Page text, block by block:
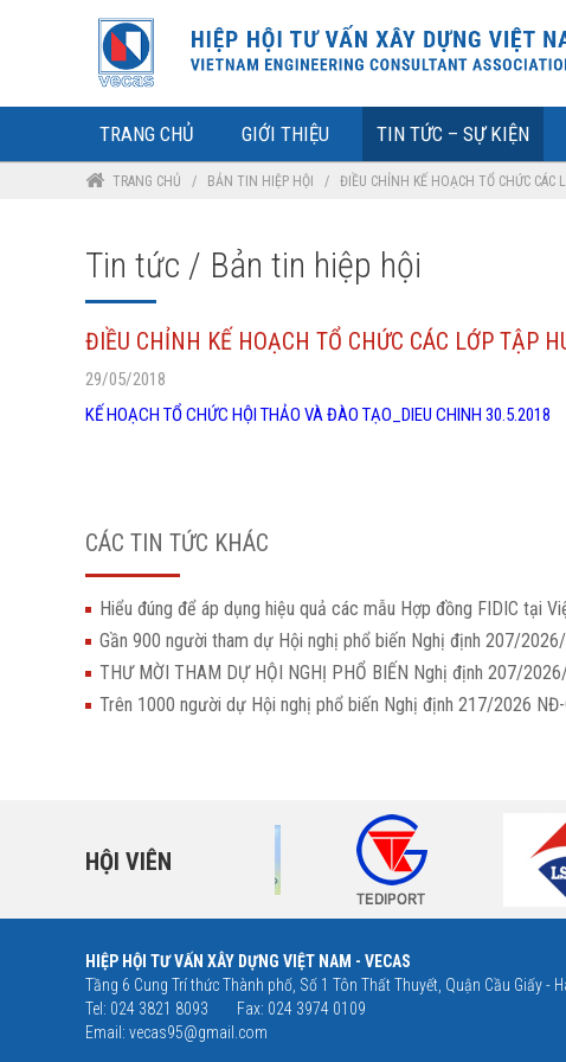
TRANG CHỦ GIỚI THIỆU TIN TỨC – SỰ KIỆN
TRANG CHỦ / BẢN TIN HIỆP HỘI / ĐIỀU CHỈNH KẾ HOẠCH TỔ CHỨC
Tin tức / Bản tin hiệp hội
ĐIỀU CHỈNH KẾ HOẠCH TỔ CHỨC CÁC LỚP TẬP
29/05/2018
KẾ HOẠCH TỔ CHỨC HỘI THẢO VÀ ĐÀO TẠO_DIEU CHINH 30.5.2018
CÁC TIN TỨC KHÁC
Hiểu đúng để áp dụng hiệu quả các mẫu Hợp đồng FIDIC tại
Gần 900 người tham dự Hội nghị phổ biến Nghị định 207/
THƯ MỜI THAM DỰ HỘI NGHỊ PHỔ BIẾN Nghị định 207/
Trên 1000 người dự Hội nghị phổ biến Nghị định 217/2026
HỘI VIÊN
HIỆP HỘI TƯ VẤN XÂY DỰNG VIỆT NAM - VECAS
Tầng 6 Cung Trí thức Thành phố, Số 1 Tôn Thất Thuyết, Quận Cầu Giấy -
Tel: 024 3821 8093
Fax: 024 3974 0109
Email: vecas95@gmail.com